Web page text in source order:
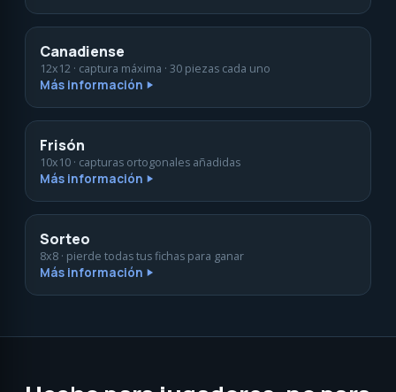
Canadiense
12x12 · captura máxima · 30 piezas cada uno
Más información
Frisón
10x10 · capturas ortogonales añadidas
Más información
Sorteo
8x8 · pierde todas tus fichas para ganar
Más información